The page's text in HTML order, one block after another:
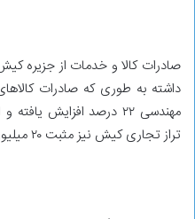
تراز تجاری کیش نیز مثبت ۲۰ میلیون دلار بوده است.